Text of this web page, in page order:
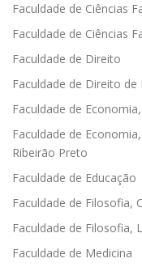
Faculdade de Ciências
Faculdade de Ciências
Faculdade de Direito
Faculdade de Direito de
Faculdade de
Faculdade de
Ribeirão Preto
Faculdade de Educação
Faculdade de Filosofia,
Faculdade de Filosofia,
Faculdade de Medicina